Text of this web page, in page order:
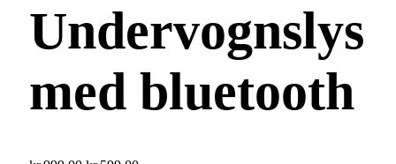
Undervognslys
med bluetooth